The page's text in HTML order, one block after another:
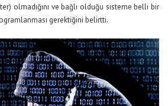
olmadığını ve bağlı olduğu sisteme belli bir
gerektiğini belirtti.